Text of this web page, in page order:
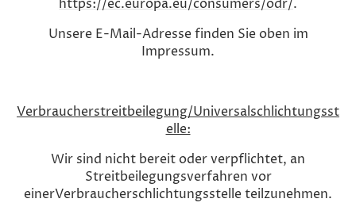
https://ec.europa.eu/consumers/odr/.
Unsere E-Mail-Adresse finden Sie oben im
Impressum.
Verbraucherstreitbeilegung/Universalschlichtungsst
elle:
Wir sind nicht bereit oder verpflichtet, an
Streitbeilegungsverfahren vor
einerVerbraucherschlichtungsstelle teilzunehmen.